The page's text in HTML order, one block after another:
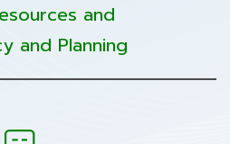
and
and Planning